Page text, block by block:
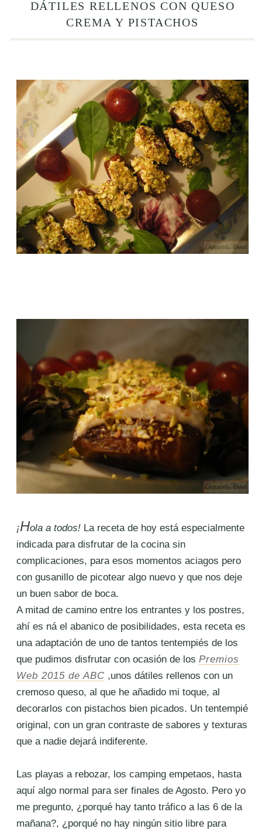
DÁTILES RELLENOS CON QUESO
CREMA Y PISTACHOS
¡Hola a todos! La receta de hoy está especialmente
indicada para disfrutar de la cocina sin
complicaciones, para esos momentos aciagos pero
con gusanillo de picotear algo nuevo y que nos deje
un buen sabor de boca.
A mitad de camino entre los entrantes y los postres,
ahí es ná el abanico de posibilidades, esta receta es
una adaptación de uno de tantos tentempiés de los
que pudimos disfrutar con ocasión de losPremios
Web 2015 de ABC ,unos dátiles rellenos con un
cremoso queso, al que he añadido mi toque, al
decorarlos con pistachos bien picados. Un tentempié
original, con un gran contraste de sabores y texturas
que a nadie dejará indiferente.
Las playas a rebozar, los camping empetaos, hasta
aquí algo normal para ser finales de Agosto. Pero yo
me pregunto, ¿porqué hay tanto tráfico a las 6 de la
mañana?, ¿porqué no hay ningún sitio libre para